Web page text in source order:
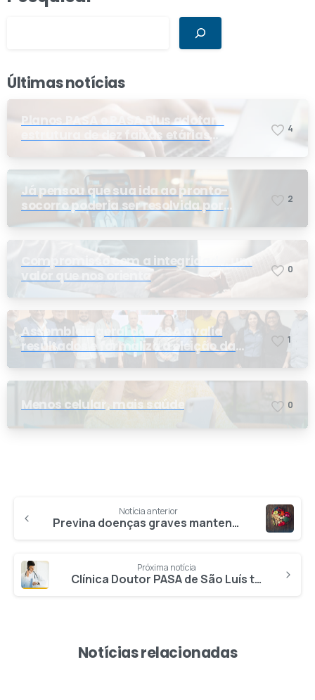
Últimas notícias
Planos PASA e PASA Plus adotam
estrutura de dez faixas etárias
conforme exigência da ANS e do STF
4
Já pensou que sua ida ao pronto-
socorro poderia ser resolvida por
telemedicina?
2
Compromisso com a integridade: um
valor que nos orienta
0
Assembleia geral do PASA avalia
resultados e formaliza a eleição da
nova conselheira
1
Menos celular, mais saúde 0
Notícia anterior
Previna doenças graves mantendo seu colesterol sob controle
Próxima notícia
Clínica Doutor PASA de São Luís terá pausa nos atendimentos para mudança de local
Notícias relacionadas